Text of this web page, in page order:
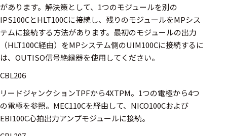
があります。解決策として、1つのモジュールを別の
IPS100CとHLT100Cに接続し、残りのモジュールをMPシス
テムに接続する方法があります。最初のモジュールの出力
（HLT100C経由）をMPシステム側のUIM100Cに接続するに
は、OUTISO信号絶縁器を使用してください。
CBL206
リードジャンクションTPFから4XTPM。1つの電極から4つ
の電極を参照。MEC110Cを経由して、NICO100Cおよび
EBI100C心拍出力アンプモジュールに接続。